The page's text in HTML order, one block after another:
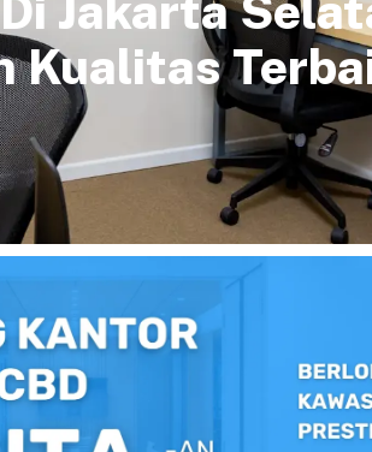
Jakarta
Kualitas